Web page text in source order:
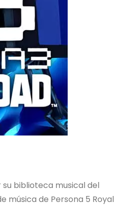
su biblioteca musical del
música de Persona 5 Royal